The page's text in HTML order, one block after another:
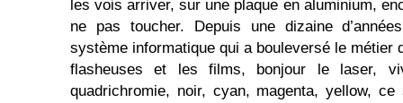
les vois arriver, sur une plaque en aluminium,
ne pas toucher. Depuis une dizaine
système informatique qui a bouleversé le métier
flasheuses et les films, bonjour le laser,
quadrichromie, noir, cyan, magenta, yellow,